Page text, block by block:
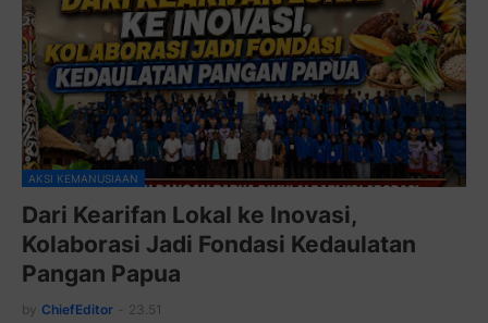
AKSI KEMANUSIAAN
Dari Kearifan Lokal ke Inovasi,
Kolaborasi Jadi Fondasi Kedaulatan
Pangan Papua
by ChiefEditor 23.51